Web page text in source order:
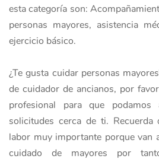
esta categoría son:
personas mayores, asistencia
ejercicio básico.
¿Te gusta cuidar personas
de cuidador de ancianos, por
profesional para que podamos
solicitudes cerca de ti.
labor muy importante porque van
cuidado de mayores por